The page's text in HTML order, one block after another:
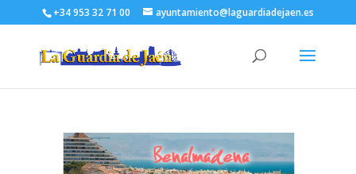
+34 953 32 71 00 ayuntamiento@laguardiadejaen.es